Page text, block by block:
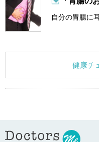
自分の胃腸に
健康チ